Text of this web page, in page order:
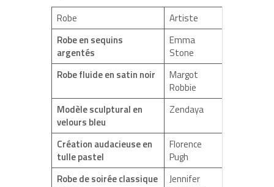
Robe
Artiste
Robe en sequins
argentés
Emma
Stone
Robe fluide en satin noir
Margot
Robbie
Modèle sculptural en
velours bleu
Zendaya
Création audacieuse en
tulle pastel
Florence
Pugh
Robe de soirée classique
Jennifer